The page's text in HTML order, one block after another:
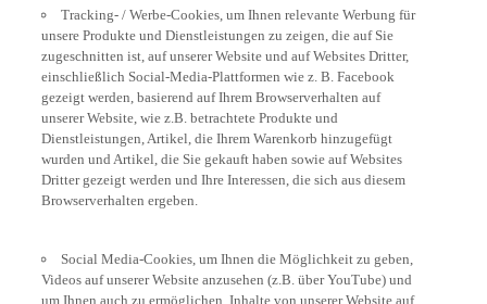
Tracking- / Werbe-Cookies, um Ihnen relevante Werbung für
unsere Produkte und Dienstleistungen zu zeigen, die auf Sie
zugeschnitten ist, auf unserer Website und auf Websites Dritter,
einschließlich Social-Media-Plattformen wie z. B. Facebook
gezeigt werden, basierend auf Ihrem Browserverhalten auf
unserer Website, wie z.B. betrachtete Produkte und
Dienstleistungen, Artikel, die Ihrem Warenkorb hinzugefügt
wurden und Artikel, die Sie gekauft haben sowie auf Websites
Dritter gezeigt werden und Ihre Interessen, die sich aus diesem
Browserverhalten ergeben.
Social Media-Cookies, um Ihnen die Möglichkeit zu geben,
Videos auf unserer Website anzusehen (z.B. über YouTube) und
um Ihnen auch zu ermöglichen, Inhalte von unserer Website auf